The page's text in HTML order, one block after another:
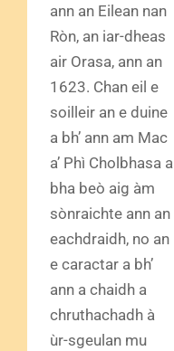
ann an Eilean nan
Ròn, an iar-dheas
air Orasa, ann an
1623. Chan eil e
soilleir an e duine
a bh’ ann am Mac
a’ Phì Cholbhasa a
bha beò aig àm
sònraichte ann an
eachdraidh, no an
e caractar a bh’
ann a chaidh a
chruthachadh à
ùr-sgeulan mu